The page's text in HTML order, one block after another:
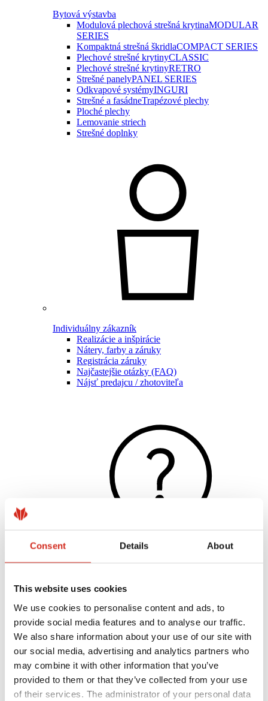
Consent Details About
This website uses cookies
We use cookies to personalise content and ads, to
provide social media features and to analyse our traffic.
We also share information about your use of our site with
our social media, advertising and analytics partners who
may combine it with other information that you’ve
provided to them or that they’ve collected from your use
of their services. The administrator of your personal data
Bytová výstavba
Modulová plechová strešná krytinaMODULAR
SERIES
Kompaktná strešná škridlaCOMPACT SERIES
Plechové strešné krytinyCLASSIC
Plechové strešné krytinyRETRO
Strešné panelyPANEL SERIES
Odkvapové systémyINGURI
Strešné a fasádneTrapézové plechy
Ploché plechy
Lemovanie striech
Strešné doplnky
Individuálny zákazník
Realizácie a inšpirácie
Nátery, farby a záruky
Registrácia záruky
Najčastejšie otázky (FAQ)
Nájsť predajcu / zhotoviteľa
Nátery, farby a záruky
Realizácie a inšpirácie
Súbory na stiahnutie
Nájsť zhotoviteľa
Knižnica BIM
Pre profesionálov